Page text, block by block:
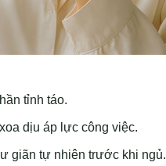
tỉnh táo.
dịu áp lực công việc.
giãn tự nhiên trước khi ngủ.